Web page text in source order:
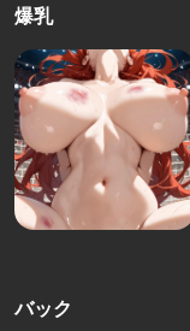
爆乳
バック